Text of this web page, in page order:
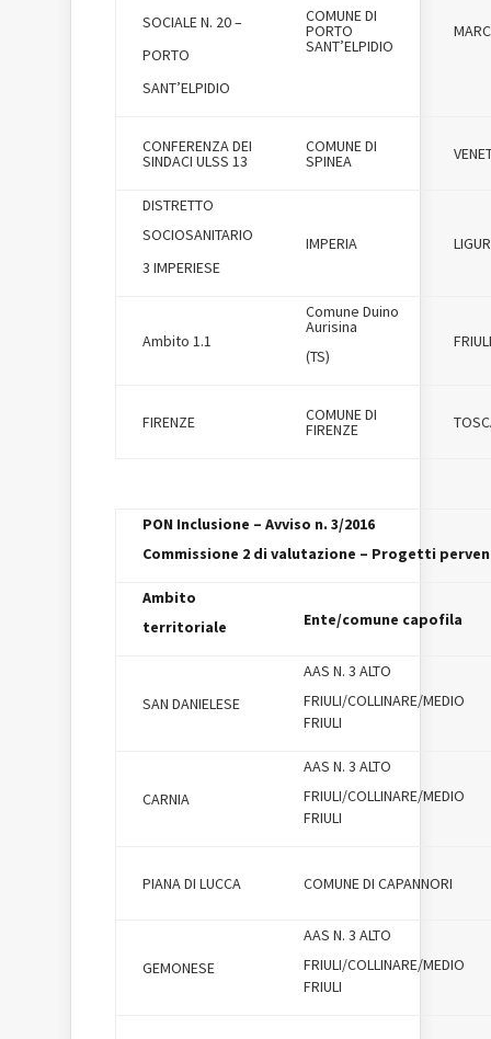
SOCIALE N. 20 –
PORTO
SANT’ELPIDIO
COMUNE DI
PORTO
SANT’ELPIDIO
CONFERENZA DEI
SINDACI ULSS 13
COMUNE DI
SPINEA
DISTRETTO
SOCIOSANITARIO
3 IMPERIESE
IMPERIA
Ambito 1.1
Comune Duino
Aurisina
(TS)
FRIULI
FIRENZE COMUNE DI
FIRENZE
PON Inclusione – Avviso n. 3/2016
Commissione 2 di valutazione – Progetti
Ambito
territoriale
Ente/comune capofila
SAN DANIELESE
AAS N. 3 ALTO
FRIULI/COLLINARE/MEDIO
FRIULI
CARNIA
AAS N. 3 ALTO
FRIULI/COLLINARE/MEDIO
FRIULI
PIANA DI LUCCA COMUNE DI CAPANNORI
GEMONESE
AAS N. 3 ALTO
FRIULI/COLLINARE/MEDIO
FRIULI